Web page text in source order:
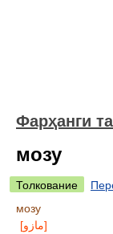
Фарҳанги
мозу
Толкование
мозу
[مازو]